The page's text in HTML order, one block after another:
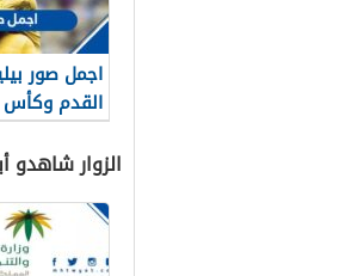
اجمل صور
القدم وكأس
الزوار شاهدو